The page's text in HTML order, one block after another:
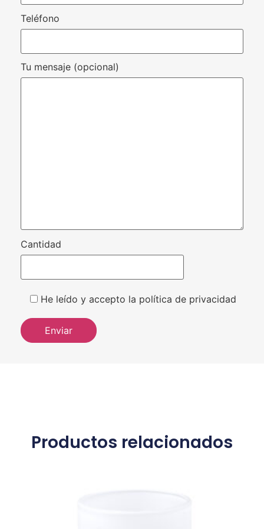
Teléfono
Tu mensaje (opcional)
Cantidad
He leído y accepto la política de privacidad
Productos relacionados